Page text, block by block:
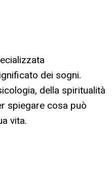
dei sogni.
della spiritualità
spiegare cosa può
vita.